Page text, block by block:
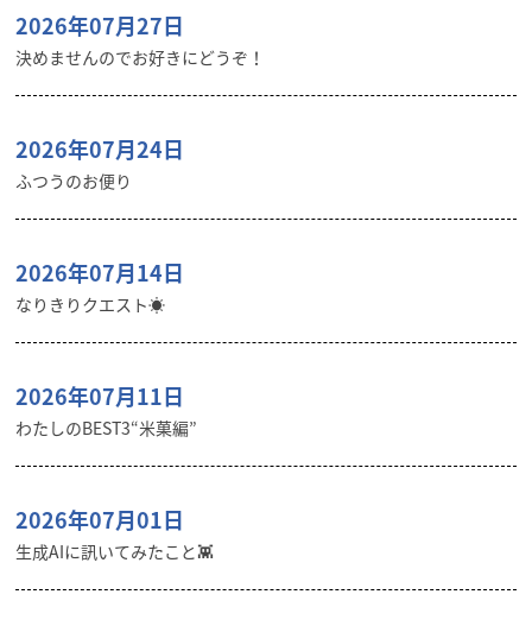
2026年07月27日
決めませんのでお好きにどうぞ！
2026年07月24日
ふつうのお便り
2026年07月14日
なりきりクエスト☀️
2026年07月11日
わたしのBEST3“米菓編”
2026年07月01日
生成AIに訊いてみたこと👾